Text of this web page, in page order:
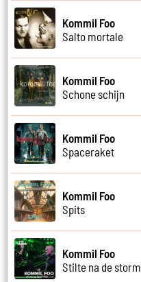
Kommil Foo
Salto mortale
Kommil Foo
Schone schijn
Kommil Foo
Spaceraket
Kommil Foo
Spits
Kommil Foo
Stilte na de storm